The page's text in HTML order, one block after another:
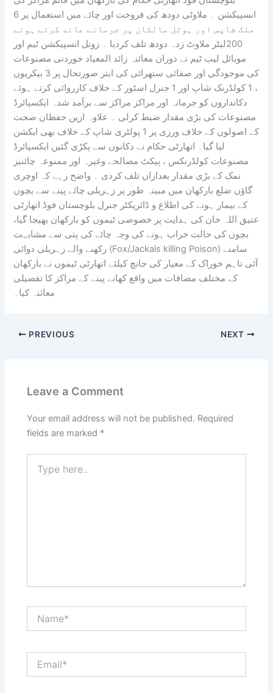
انسپیکشن ۔ ملاوٹی دودھ کی فروخت اور چائے میں استعمال پر 6
ملک شاپس اور ہوٹل مالکان پر جرمانے عائد کرتے ہوئے
200لیٹر ملاوٹ زدہ دودھ تلف کردیا ۔ زونل انسپیکشن ٹیم اور
موبائل لیب ٹیم نے دوران معائنہ زائد المعیاد خوردنی مصنوعات
کی موجودگی اور صفائی ستھرائی کی ابتر صورتحال پر 3 بیکریوں
، 1 کولڈرنک شاپ اور 1 جنرل اسٹور کے خلاف کارروائی کرتے ہوئے
دکانداروں کو جرمانہ اور مراکز مراکز سے برآمد شدہ ایکسپائرڈ
مصنوعات کی بڑی مقدار ضبط کرلی ۔ علاوہ ازیں حفظان صحت
کے اصولوں کے خلاف ورزی پر 1 پولٹری شاپ کے خلاف بھی ایکشن
لیا گیا۔ اتھارٹی حکام نے دکانوں سے پکڑی گئیں ایکسپائرڈ
مصنوعات کولڈرنکس ، پیکٹ مصالحے وغیرہ اور ممنوعہ چائنیز
نمک کے بڑی مقدار بعدازاں تلف کردی ۔ واضح رہے کہ اوچری
گاؤں ضلع بارکھان میں مبینہ طور پر زہریلی چائے پینے سے بچوں
کے بیمار ہونے کی اطلاع و ڈائریکٹر جنرل بلوچستان فوڈ اتھارٹی
عتیق اللہ خان کی ہدایت پر خصوصی ٹیموں کو بارکھان بھیجا گیا،
بچوں کی حالت خراب ہونے کی وجہ چائے کی پتی سے مشابہت
رکھنے والے زہریلی دوائی (Fox/Jackals killing Poison) سامنے
آئی تاہم خوراک کے معیار کی جانچ کیلئے اتھارٹی ٹیموں نے بارکھان
کے مختلف مضافات میں واقع کھانے پینے کے مراکز کا تفصیلی
معائنہ کیا۔
PREVIOUS NEXT
Leave a Comment
Your email address will not be published. Required
fields are marked *
here..